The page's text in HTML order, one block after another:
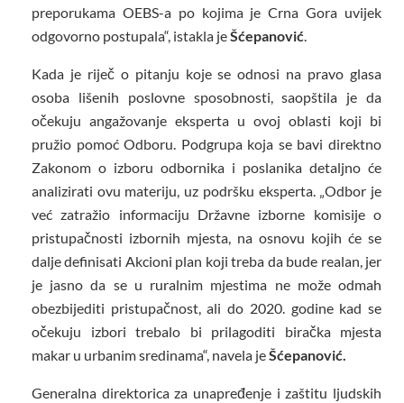
preporukama OEBS-a po kojima je Crna Gora uvijek
odgovorno postupala“, istakla jeŠćepanović.
Kada je riječ o pitanju koje se odnosi na pravo glasa
osoba lišenih poslovne sposobnosti, saopštila je da
očekuju angažovanje eksperta u ovoj oblasti koji bi
pružio pomoć Odboru. Podgrupa koja se bavi direktno
Zakonom o izboru odbornika i poslanika detaljno će
analizirati ovu materiju, uz podršku eksperta. „Odbor je
već zatražio informaciju Državne izborne komisije o
pristupačnosti izbornih mjesta, na osnovu kojih će se
dalje definisati Akcioni plan koji treba da bude realan, jer
je jasno da se u ruralnim mjestima ne može odmah
obezbijediti pristupačnost, ali do 2020. godine kad se
očekuju izbori trebalo bi prilagoditi biračka mjesta
makar u urbanim sredinama“, navela jeŠćepanović.
Generalna direktorica za unapređenje i zaštitu ljudskih